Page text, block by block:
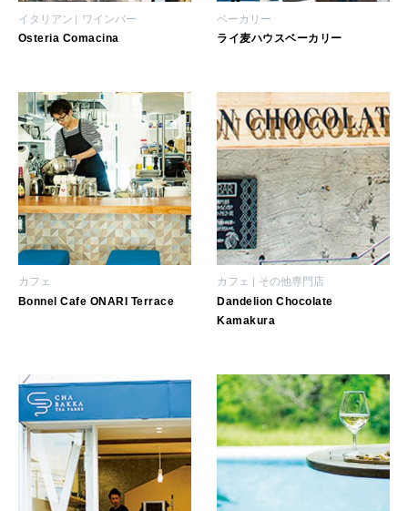
イタリアン ワインバー
Osteria Comacina
ベーカリー
ライ麦ハウスベーカリー
カフェ
Bonnel Cafe ONARI Terrace
カフェ その他専門店
Dandelion Chocolate
Kamakura